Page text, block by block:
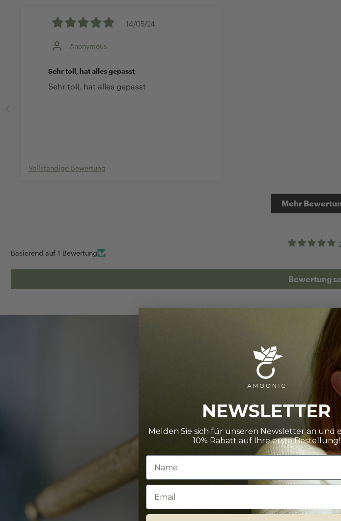
14/05/24
Anonymous
Sehr toll, hat alles gepasst
Sehr toll, hat alles gepasst
Vollständige Bewertung
Mehr
Basierend auf 1 Bewertung
Bewertung
NEWSLETTER
Melden Sie sich für unseren Newsletter an und
10% Rabatt auf Ihre erste Bestellung!
Email